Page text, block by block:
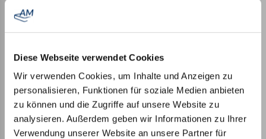
Diese Webseite verwendet Cookies
Wir verwenden Cookies, um Inhalte und Anzeigen zu
personalisieren, Funktionen für soziale Medien anbieten
zu können und die Zugriffe auf unsere Website zu
analysieren. Außerdem geben wir Informationen zu Ihrer
Verwendung unserer Website an unsere Partner für